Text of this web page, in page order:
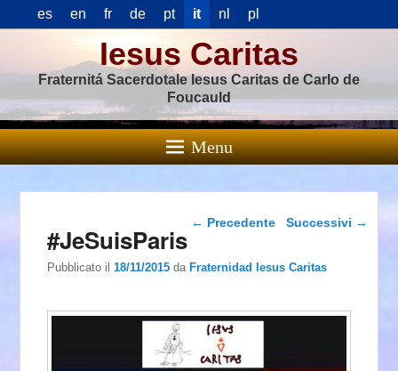
es en fr de pt it nl pl
Iesus Caritas
Fraternitá Sacerdotale Iesus Caritas de Carlo de
Foucauld
Menu
Navigazione articolo
← Precedente Successivi →
#JeSuisParis
Pubblicato il18/11/2015 daFraternidad Iesus Caritas